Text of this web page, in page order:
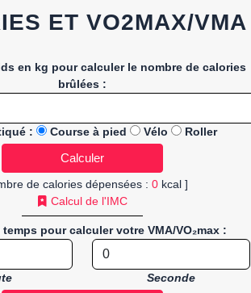
ET VO2MAX/VMA
en kg pour calculer le nombre de calories
brûlées :
: Course à pied Vélo Roller
de calories dépensées : 0 kcal ]
Calcul de l'IMC
pour calculer votre VMA/VO₂max :
Seconde